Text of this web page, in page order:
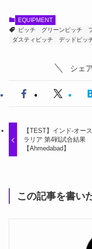
EQUIPMENT
ピッチ
グリーンピッチ
ダスティピッチ
デッドピッ
シェ
【TEST】インド-オー
ラリア 第4戦試合結果
【Ahmedabad】
この記事を書い